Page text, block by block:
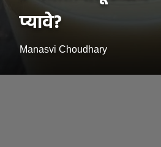
प्यावे?
Manasvi Choudhary